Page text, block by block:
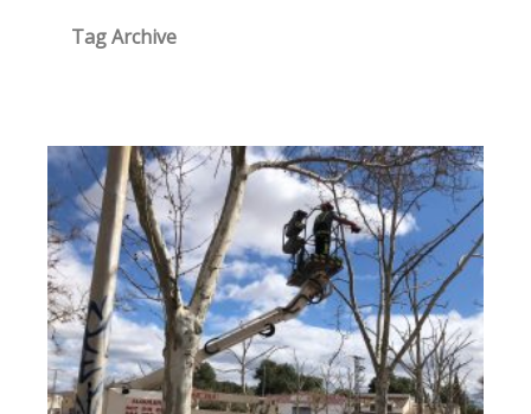
Tag Archive